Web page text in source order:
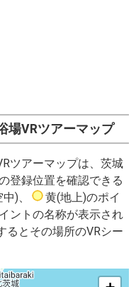
場VRツアーマップ
ツアーマップは、茨城
登録位置を確認できる
中) 黄(地上)のポイ
ントの名称が表示され
るとその場所のVRシー